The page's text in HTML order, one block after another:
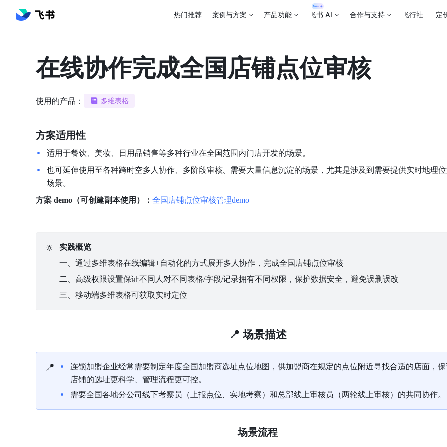
热门推荐 案例与方案 产品功能 飞书 AI 合作与支持 飞行社 定
在线协作完成全国店铺点位审核
使用的产品： 多维表格
方案适用性
适用于餐饮、美妆、日用品销售等多种行业在全国范围内门店开发的场景。
也可延伸使用至各种跨时空多人协作、多阶段审核、需要大量信息沉淀的场景，尤其是涉及到需要提供实时地理
场景。
方案 demo（可创建副本使用）： 全国店铺点位审核管理demo
🔅
实践概览
一、通过多维表格在线编辑+自动化的方式展开多人协作，完成全国店铺点位审核
二、高级权限设置保证不同人对不同表格/字段/记录拥有不同权限，保护数据安全，避免误删误改
三、移动端多维表格可获取实时定位
📍 场景描述
📍
连锁加盟企业经常需要制定年度全国加盟商选址点位地图，供加盟商在规定的点位附近寻找合适的店面，
店铺的选址更科学、管理流程更可控。
需要全国各地分公司线下考察员（上报点位、实地考察）和总部线上审核员（两轮线上审核）的共同协作。
场景流程